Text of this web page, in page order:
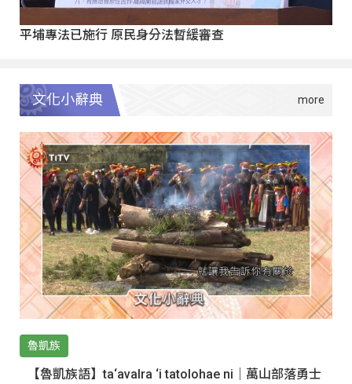
平埔專法已施行 原民身分法暫緩審查
文化小辭典
魯凱族
【魯凱族語】ta‘avalra ‘i tatolohae ni｜萬山部落勇士